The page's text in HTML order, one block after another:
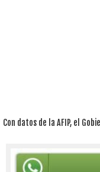
Con datos de la AFIP, el